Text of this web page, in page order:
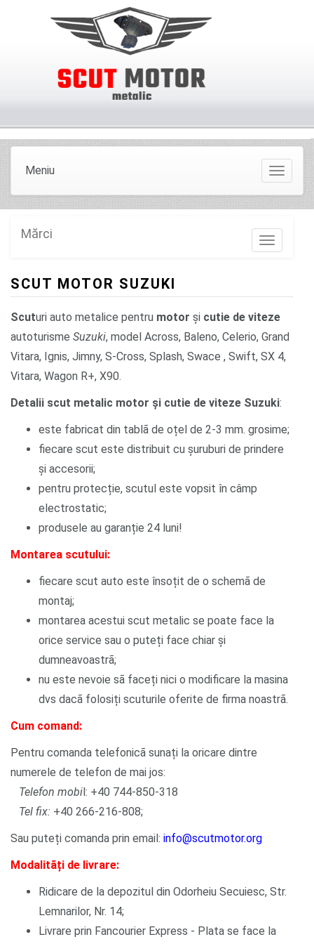
Meniu Meniu
Marci
Mărci
SCUT MOTOR SUZUKI
Scuturi auto metalice pentru motor și cutie de viteze
autoturisme Suzuki, model Across, Baleno, Celerio, Grand
Vitara, Ignis, Jimny, S-Cross, Splash, Swace , Swift, SX 4,
Vitara, Wagon R+, X90.
Detalii scut metalic motor și cutie de viteze Suzuki:
este fabricat din tablã de oțel de 2-3 mm. grosime;
fiecare scut este distribuit cu șuruburi de prindere
și accesorii;
pentru protecție, scutul este vopsit în câmp
electrostatic;
produsele au garanție 24 luni!
Montarea scutului:
fiecare scut auto este însoțit de o schemã de
montaj;
montarea acestui scut metalic se poate face la
orice service sau o puteți face chiar și
dumneavoastrã;
nu este nevoie sã faceți nici o modificare la masina
dvs dacã folosiți scuturile oferite de firma noastrã.
Cum comand:
Pentru comanda telefonicã sunați la oricare dintre
numerele de telefon de mai jos:
Telefon mobil: +40 744-850-318
Tel fix: +40 266-216-808;
Sau puteți comanda prin email: info@scutmotor.org
Modalitãți de livrare:
Ridicare de la depozitul din Odorheiu Secuiesc, Str.
Lemnarilor, Nr. 14;
Livrare prin Fancourier Express - Plata se face la